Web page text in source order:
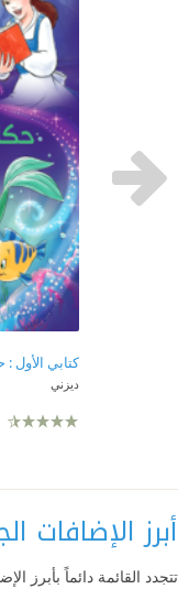
كتابي الأول :
ديزني
أبرز الإضافات
تتجدد القائمة دائماً بأبرز